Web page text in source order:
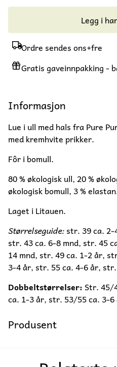
Legg i
Ordre sendes ons+fre
Gratis gaveinnpakking -
Informasjon
Lue i ull med hals fra Pure
med kremhvite prikker.
Fôr i bomull.
80 % økologisk ull, 20 %
økologisk bomull, 3 %
Laget i Litauen.
Størrelseguide:str. 39 ca. 2-
str. 43 ca. 6-8 mnd, str. 45
14 mnd, str. 49 ca. 1-2 år,
3-4 år, str. 55 ca. 4-6 år,
Dobbeltstørrelser:Str. 45/
ca. 1-3 år, str. 53/55 ca. 3-6
Produsent